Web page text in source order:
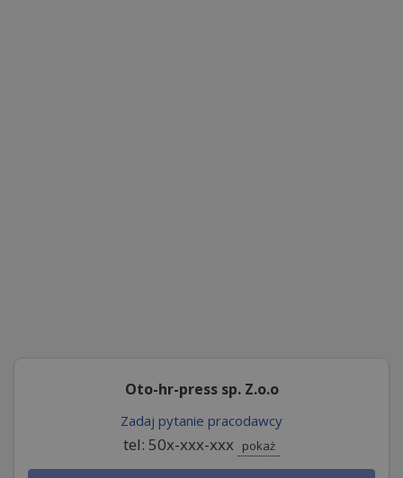
Oto-hr-press sp. Z.o.o
Zadaj pytanie pracodawcy
tel: 50x-xxx-xxx pokaż